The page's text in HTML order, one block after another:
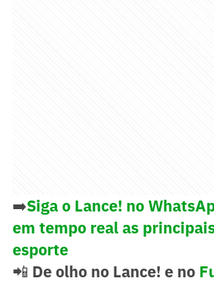
➡️Siga o Lance! no
em tempo real as
esporte
📲 De olho no Lance! e no